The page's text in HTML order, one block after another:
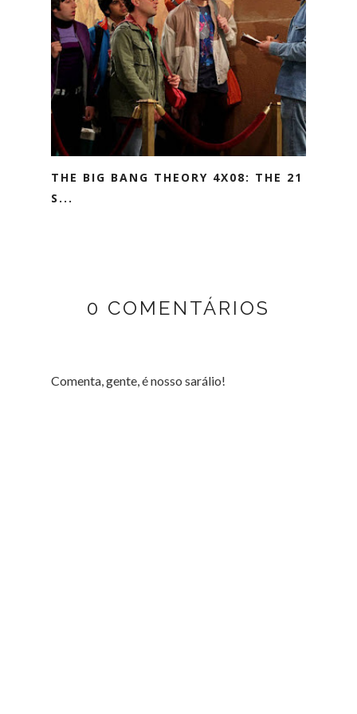
THE BIG BANG THEORY 4X08: THE 21
S...
0 COMENTÁRIOS
Comenta, gente, é nosso sarálio!